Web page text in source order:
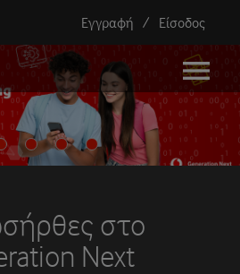
Εγγραφή / Είσοδος
menu
στο
Next